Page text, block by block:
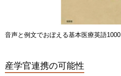
音声と例文でおぼえる基本医療英語1000
産学官連携の可能性